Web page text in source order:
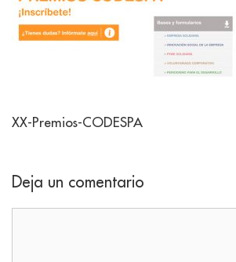
XX-Premios-CODESPA
Deja un comentario